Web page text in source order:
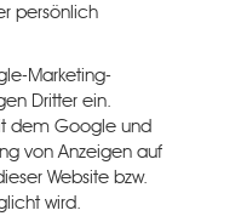
persönlich
Marketing-
Dritter ein.
dem Google und
von Anzeigen auf
Website bzw.
wird.